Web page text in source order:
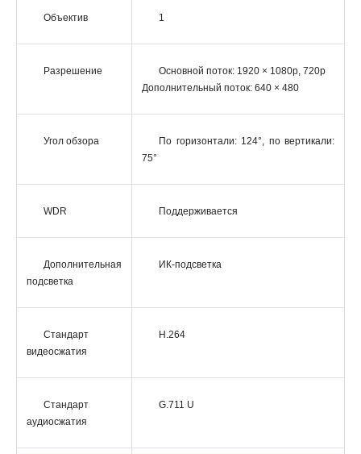
Объектив 1
Разрешение
Основной поток: 1920 × 1080p, 720p
Дополнительный поток: 640 × 480
Угол обзора
По горизонтали: 124°, по вертикали:
75°
WDR Поддерживается
Дополнительная
подсветка
ИК-подсветка
Стандарт
видеосжатия
H.264
Стандарт
аудиосжатия
G.711 U